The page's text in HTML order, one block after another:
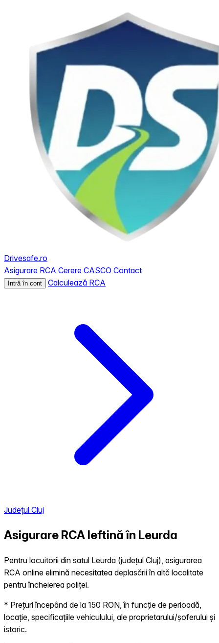
Drivesafe.ro
Asigurare RCA Cerere CASCO Contact
Intră în cont Calculează RCA
Județul Cluj
Asigurare RCA Ieftină în Leurda
Pentru locuitorii din satul Leurda (județul Cluj), asigurarea
RCA online elimină necesitatea deplasării în altă localitate
pentru încheierea poliței.
* Prețuri începând de la 150 RON, în funcție de perioadă,
locație, specificațiile vehiculului, ale proprietarului/șoferului și
istoric.